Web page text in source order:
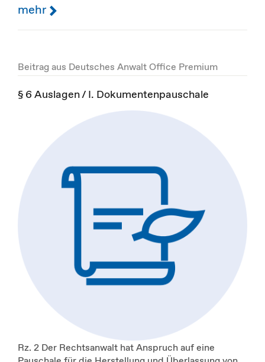
mehr
Beitrag aus Deutsches Anwalt Office Premium
§ 6 Auslagen / I. Dokumentenpauschale
Rz. 2 Der Rechtsanwalt hat Anspruch auf eine